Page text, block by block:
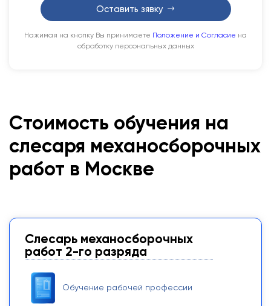
Оставить зявку
Нажимая на кнопку Вы принимаете Положение и Согласие на
обработку персональных данных
Стоимость обучения на
слесаря механосборочных
работ в Москве
Слесарь механосборочных
работ 2-го разряда
Обучение рабочей профессии